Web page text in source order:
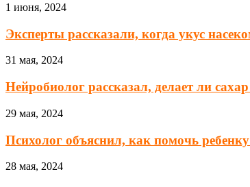
1 июня, 2024
Эксперты рассказали, когда укус
31 мая, 2024
Нейробиолог рассказал, делает ли
29 мая, 2024
Психолог объяснил, как помочь ребенку
28 мая, 2024